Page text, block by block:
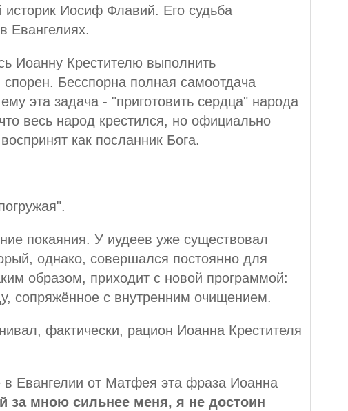
историк Иосиф Флавий. Его судьба
Евангелиях.
Иоанну Крестителю выполнить
Бесспорна полная самоотдача
эта задача - "приготовить сердца" народа
весь народ крестился, но официально
как посланник Бога.
покаяния. У иудеев уже существовал
однако, совершался постоянно для
образом, приходит с новой программой:
сопряжённое с внутренним очищением.
фактически, рацион Иоанна Крестителя
Евангелии от Матфея эта фраза Иоанна
за мною сильнее меня, я не достоин